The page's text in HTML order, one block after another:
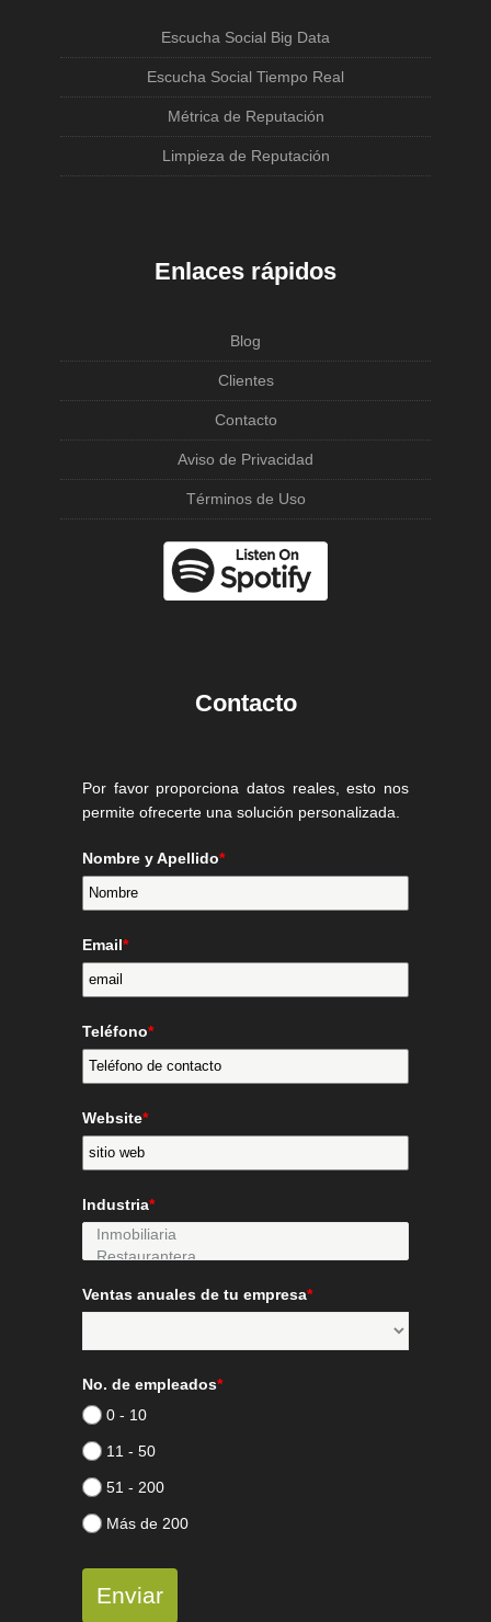
Escucha Social Big Data
Escucha Social Tiempo Real
Métrica de Reputación
Limpieza de Reputación
Enlaces rápidos
Blog
Clientes
Contacto
Aviso de Privacidad
Términos de Uso
Contacto
Por favor proporciona datos reales, esto nos
permite ofrecerte una solución personalizada.
Nombre y Apellido*
Email*
Teléfono*
Website*
Industria*
Ventas anuales de tu empresa*
No. de empleados*
0 - 10
11 - 50
51 - 200
Más de 200
Enviar